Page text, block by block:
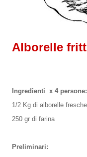
Alborelle
Ingredienti x 4 persone:
1/2 Kg di alborelle fresche
250 gr di farina
Preliminari: